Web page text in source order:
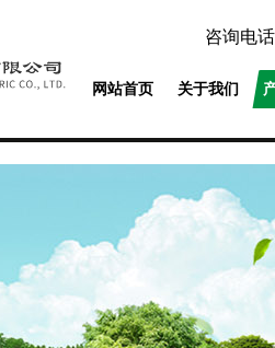
咨询电
网站首页 关于我们